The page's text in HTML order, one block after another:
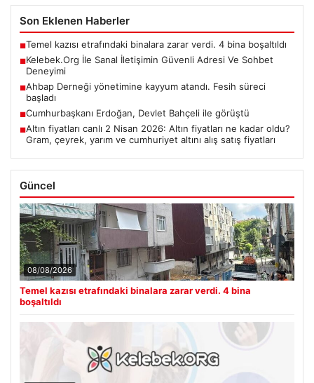
Son Eklenen Haberler
■Temel kazısı etrafındaki binalara zarar verdi. 4 bina boşaltıldı
■Kelebek.Org İle Sanal İletişimin Güvenli Adresi Ve Sohbet
Deneyimi
■Ahbap Derneği yönetimine kayyum atandı. Fesih süreci
başladı
■Cumhurbaşkanı Erdoğan, Devlet Bahçeli ile görüştü
■Altın fiyatları canlı 2 Nisan 2026: Altın fiyatları ne kadar oldu?
Gram, çeyrek, yarım ve cumhuriyet altını alış satış fiyatları
Güncel
08/08/2026
Temel kazısı etrafındaki binalara zarar verdi. 4 bina
boşaltıldı